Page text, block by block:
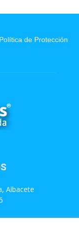
Política de Protección
Albacete